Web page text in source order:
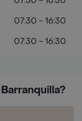
07:30 - 16:30
07:30 - 16:30